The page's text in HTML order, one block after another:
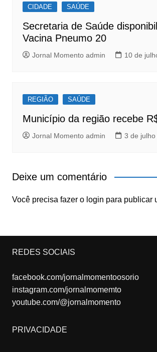
CIDADE SAÚDE
Secretaria de Saúde
Vacina Pneumo 20
Jornal Momento admin 10 de
REGIÃO SAÚDE
Município da região recebe
Jornal Momento admin 3 de
Deixe um comentário
Você precisa fazer o login para publicar
REDES SOCIAIS
facebook.com/jornalmomentoosorio
instagram.com/jornalmomemto
youtube.com/@jornalmomento
PRIVACIDADE